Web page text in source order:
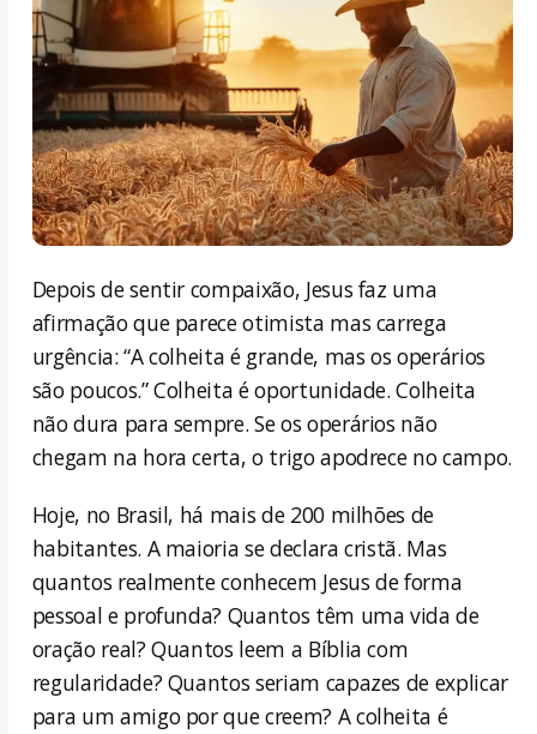
Depois de sentir compaixão, Jesus faz uma
afirmação que parece otimista mas carrega
urgência: “A colheita é grande, mas os operários
são poucos.” Colheita é oportunidade. Colheita
não dura para sempre. Se os operários não
chegam na hora certa, o trigo apodrece no campo.
Hoje, no Brasil, há mais de 200 milhões de
habitantes. A maioria se declara cristã. Mas
quantos realmente conhecem Jesus de forma
pessoal e profunda? Quantos têm uma vida de
oração real? Quantos leem a Bíblia com
regularidade? Quantos seriam capazes de explicar
para um amigo por que creem? A colheita é